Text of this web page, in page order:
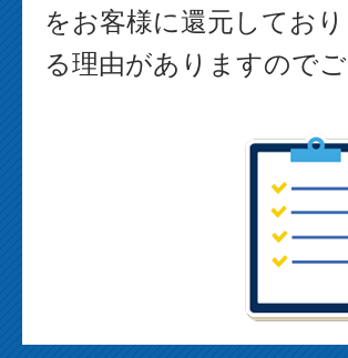
をお客様に還元してお
る理由がありますので